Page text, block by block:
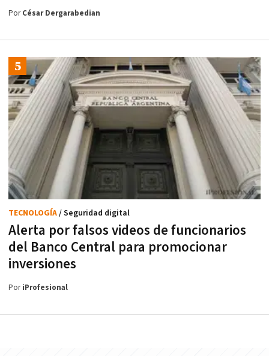
PorCésar Dergarabedian
Alerta por falsos videos de funcionarios
del Banco Central para promocionar
inversiones
TECNOLOGÍA/ Seguridad digital
PoriProfesional